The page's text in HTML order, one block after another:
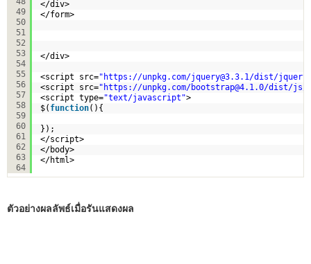
49
50
51
52
53
54
55
56
57
58
59
60
61
62
63
64
</div>
</form>
</div>
<script src=" https://unpkg.com/jquery@3.3.1/dist/
<script src=" https://unpkg.com/bootstrap@4.1.0/dist/
<script type="text/javascript">
$( function(){
});
</script>
</body>
</html>
ตัวอย่างผลลัพธ์เมื่อรันแสดงผล